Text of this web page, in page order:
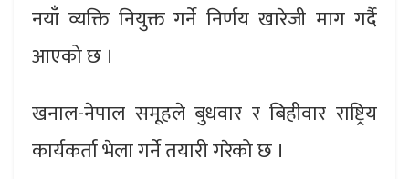
नयाँ व्यक्ति नियुक्त गर्ने निर्णय खारेजी माग गर्दै
आएको छ ।
खनाल-नेपाल समूहले बुधवार र बिहीवार राष्ट्रिय
कार्यकर्ता भेला गर्ने तयारी गरेको छ ।